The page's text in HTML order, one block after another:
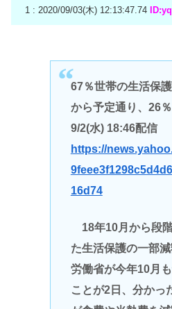
1 : 2020/09/03(木) 12:13:47.74
67％世帯の生活保
から予定通り、26
9/2(水) 18:46配信
https://
16d74
18年10月から段
た生活保護の一部
労働省が今年10月
ことが2日、分かっ